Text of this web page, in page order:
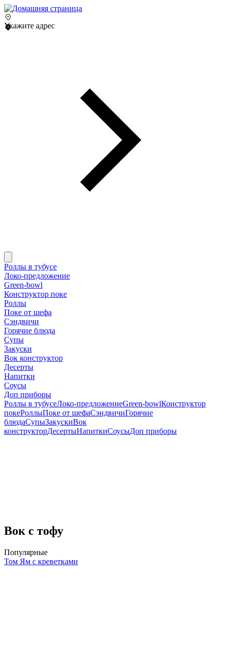
Укажите адрес
Роллы в тубусе
Локо-предложение
Green-bowl
Конструктор поке
Роллы
Поке от шефа
Сэндвичи
Горячие блюда
Супы
Закуски
Вок конструктор
Десерты
Напитки
Соусы
Доп приборы
Роллы в тубусеЛоко-предложениеGreen-bowlКонструктор
покеРоллыПоке от шефаСэндвичиГорячие
блюдаСупыЗакускиВок
конструкторДесертыНапиткиСоусыДоп приборы
Вок с тофу
Популярные
Том Ям с креветками